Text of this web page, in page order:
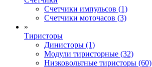
Счетчики импульсов (1)
Счетчики моточасов (3)
»
Тиристоры
Динисторы (1)
Модули тиристорные (32)
Низковольтные тиристоры (60)